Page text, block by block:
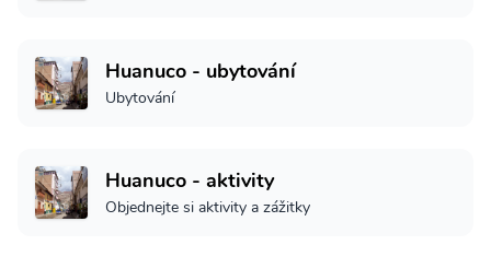
Huanuco - ubytování
Ubytování
Huanuco - aktivity
Objednejte si aktivity a zážitky